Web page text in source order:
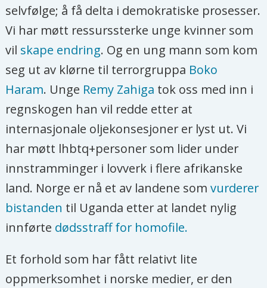
selvfølge; å få delta i demokratiske prosesser.
Vi har møtt ressurssterke unge kvinner som
vil skape endring. Og en ung mann som kom
seg ut av klørne til terrorgruppa Boko
Haram. Unge Remy Zahiga tok oss med inn i
regnskogen han vil redde etter at
internasjonale oljekonsesjoner er lyst ut. Vi
har møtt lhbtq+personer som lider under
innstramminger i lovverk i flere afrikanske
land. Norge er nå et av landene somvurderer
bistanden til Uganda etter at landet nylig
innførte dødsstraff for homofile.
Et forhold som har fått relativt lite
oppmerksomhet i norske medier, er den